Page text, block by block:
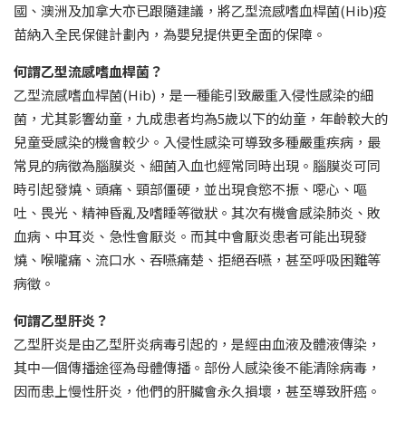
國、澳洲及加拿大亦已跟隨建議，將乙型流感嗜血桿菌(Hib)疫
苗納入全民保健計劃內，為嬰兒提供更全面的保障。
何謂乙型流感嗜血桿菌？
乙型流感嗜血桿菌(Hib)，是一種能引致嚴重入侵性感染的細
菌，尤其影響幼童，九成患者均為5歲以下的幼童，年齡較大的
兒童受感染的機會較少。入侵性感染可導致多種嚴重疾病，最
常見的病徵為腦膜炎、細菌入血也經常同時出現。腦膜炎可同
時引起發燒、頭痛、頸部僵硬，並出現食慾不振、噁心、嘔
吐、畏光、精神昏亂及嗜睡等徵狀。其次有機會感染肺炎、敗
血病、中耳炎、急性會厭炎。而其中會厭炎患者可能出現發
燒、喉嚨痛、流口水、吞嚥痛楚、拒絕吞嚥，甚至呼吸困難等
病徵。
何謂乙型肝炎？
乙型肝炎是由乙型肝炎病毒引起的，是經由血液及體液傳染，
其中一個傳播途徑為母體傳播。部份人感染後不能清除病毒，
因而患上慢性肝炎，他們的肝臟會永久損壞，甚至導致肝癌。